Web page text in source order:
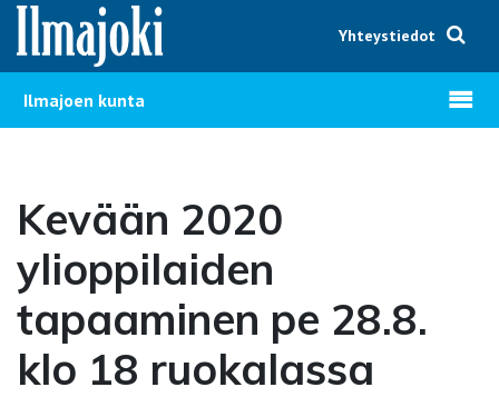
Hyppää sisältöön
Yhteystiedot
Ilmajoen kunta Avaa
Kevään 2020
ylioppilaiden
tapaaminen pe 28.8.
klo 18 ruokalassa